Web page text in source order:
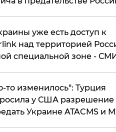
уже есть доступ к
над территорией
специальной зоне -
то изменилось": Турция
у США разрешение
Украине ATACMS и